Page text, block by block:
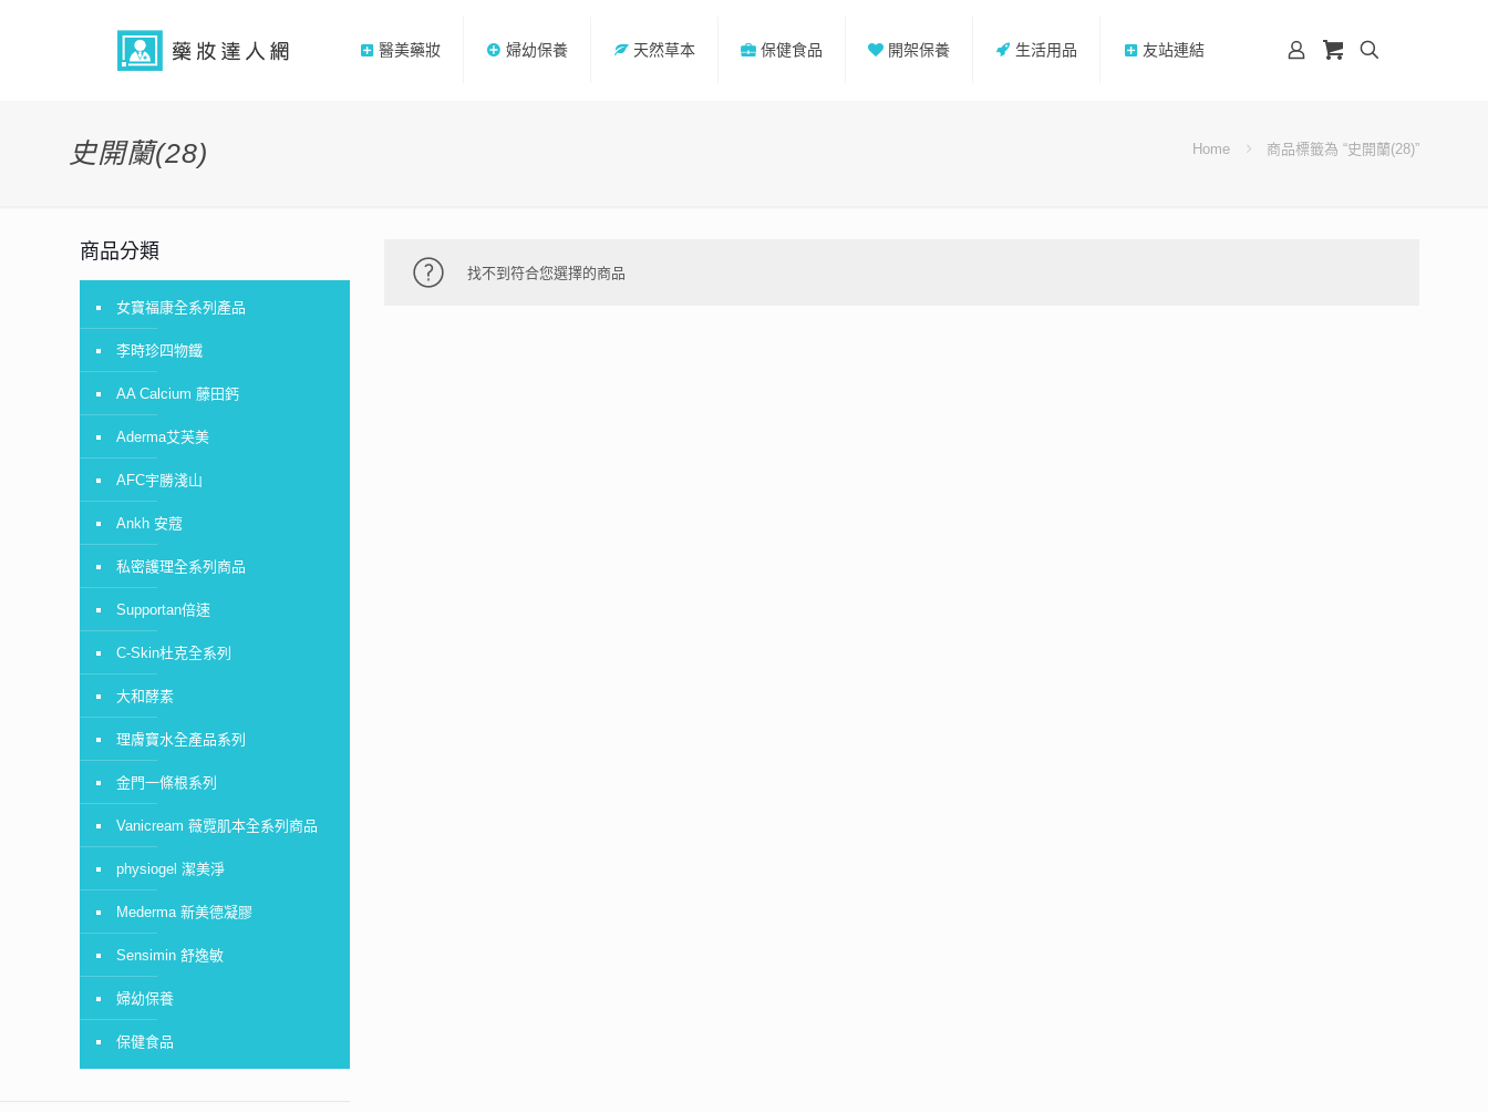
醫美藥妝 婦幼保養 天然草本 保健食品 開架保養 生活用品 友站連結
史開蘭(28) Home 商品標籤為 “史開蘭(28)”
找不到符合您選擇的商品
商品分類
女寶福康全系列產品
李時珍四物鐵
AA Calcium 藤田鈣
Aderma艾芙美
AFC宇勝淺山
Ankh 安蔻
私密護理全系列商品
Supportan倍速
C-Skin杜克全系列
大和酵素
理膚寶水全產品系列
金門一條根系列
Vanicream 薇霓肌本全系列商品
physiogel 潔美淨
Mederma 新美德凝膠
Sensimin 舒逸敏
婦幼保養
保健食品